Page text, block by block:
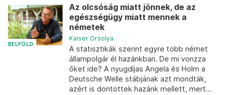
BELFÖLD
Az olcsóság miatt jönnek, de az
egészségügy miatt mennek a
németek
Kaiser Orsolya
A statisztikák szerint egyre több német
állampolgár él hazánkban. De mi vonzza
őket ide? A nyugdíjas Angela és Holm a
Deutsche Welle stábjának azt mondták,
azért is döntöttek hazánk mellett, mert...